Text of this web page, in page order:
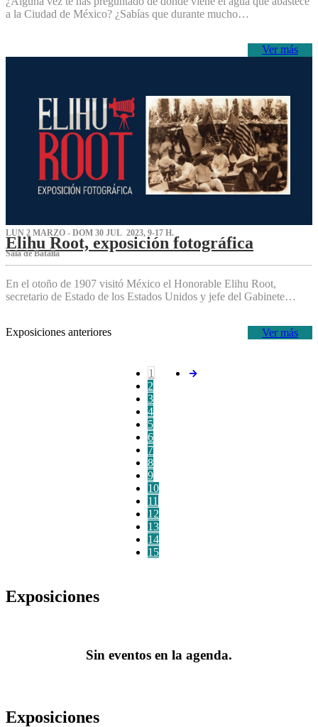
a la Ciudad de México? ¿Sabías que durante mucho…
Ver más
LUN 2 MARZO - DOM 30 JUL 2023, 9-17 H.
Elihu Root, exposición fotográfica
Sala de Batalla
En el otoño de 1907 visitó México el Honorable Elihu Root,
secretario de Estado de los Estados Unidos y jefe del Gabinete…
Ver más
Exposiciones anteriores
1
2
3
4
5
6
7
8
9
10
11
12
13
14
15
Exposiciones
Sin eventos en la agenda.
Exposiciones